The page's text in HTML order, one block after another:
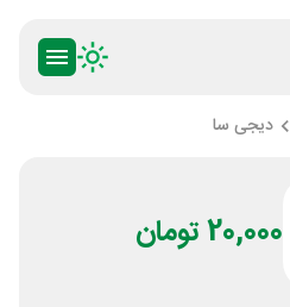
دیجی سا
20,000 تومان